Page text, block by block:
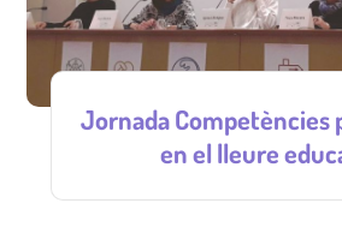
Jornada Competències
en el lleure